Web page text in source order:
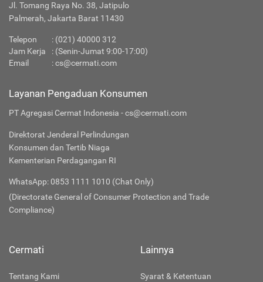
Jl. Tomang Raya No. 38, Jatipulo
Palmerah, Jakarta Barat 11430
Telepon : (021) 40000 312
Jam Kerja
: (Senin-Jumat 9:00-17:00)
Email
:cs@cermati.com
Layanan Pengaduan Konsumen
PT Agregasi Cermat Indonesia - cs@cermati.com
Direktorat Jenderal Perlindungan
Konsumen dan Tertib Niaga
Kementerian Perdagangan RI
WhatsApp: 0853 1111 1010 (Chat Only)
(Directorate General of Consumer Protection and Trade
Compliance)
Cermati
Tentang Kami
Lainnya
Syarat & Ketentuan